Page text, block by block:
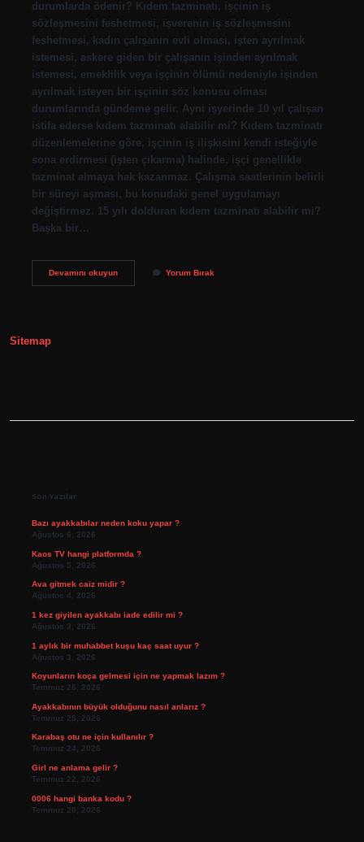
durumlarda ödenir? Kıdem tazminatı, işçinin iş
sözleşmesini feshetmesi, işverenin iş sözleşmesini
feshetmesi, kadın çalışanın evli olması, işten ayrılmak
istemesi, askere giden bir çalışanın işinden ayrılmak
istemesi, emeklilik veya işçinin ölümü nedeniyle işinden
ayrılmak isteyen bir işçinin söz konusu olması
durumlarında gündeme gelir. Aynı işyerinde 10 yıl çalışan
istifa ederse kıdem tazminatı alabilir mi? Kıdem tazminatı
düzenlemelerine göre, işçinin iş ilişkisini kendi isteğiyle
sona erdirmesi (işten çıkarma) halinde, işçi genellikle
tazminat almaya hak kazanmaz. Çalışma saatlerinin belirli
bir süreyi aşması, bu konudaki genel uygulamayı
değiştirmez. 15 yılı dolduran kıdem tazminatı alabilir mi?
Başka bir…
Devamını okuyunKıdem
Yorum Bırak
Sitemap
Son Yazılar
Bazı ayakkabılar neden koku yapar ?
Ağustos 6, 2026
Kaos TV hangi platformda ?
Ağustos 5, 2026
Ava gitmek caiz midir ?
Ağustos 4, 2026
1 kez giyilen ayakkabı iade edilir mi ?
Ağustos 3, 2026
1 aylık bir muhabbet kuşu kaç saat uyur ?
Ağustos 3, 2026
Koyunların koça gelmesi için ne yapmak lazım ?
Temmuz 26, 2026
Ayakkabının büyük olduğunu nasıl anlarız ?
Temmuz 25, 2026
Karabaş otu ne için kullanılır ?
Temmuz 24, 2026
Girl ne anlama gelir ?
Temmuz 22, 2026
0006 hangi banka kodu ?
Temmuz 20, 2026